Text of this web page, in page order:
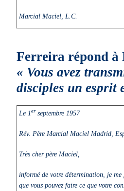
Marcial Maciel, L.C.
Ferreira répond à
« Vous avez
disciples un esprit
Le 1erseptembre 1957
Rév. Père Marcial Maciel Madrid,
Très cher père Maciel,
informé de votre détermination, je me
que vous pouvez faire ce que votre